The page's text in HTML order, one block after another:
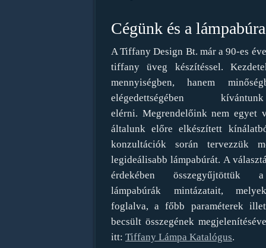
Cégünk és a
A Tiffany Design Bt. már a 90-es
tiffany üveg készítéssel.
mennyiségben, hanem
elégedettségében
elérni. Megrendelőink nem egyet
általunk előre elkészített
konzultációk során tervezzük
legideálisabb lámpabúrát. A
érdekében összegyűjtöttük
lámpabúrák mintázatait,
foglalva, a főbb paraméterek
becsült összegének
itt: Tiffany Lámpa Katalógus.